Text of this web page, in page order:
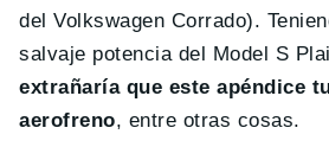
del Volkswagen Corrado).
salvaje potencia del Model S
extrañaría que este apéndice
aerofreno, entre otras cosas.